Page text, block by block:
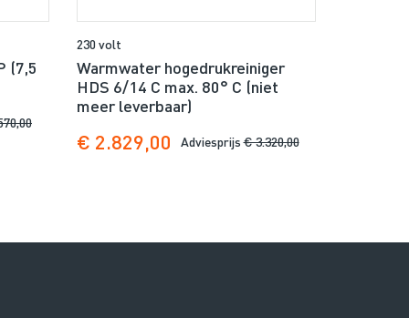
(7,5
230 volt
Warmwater hogedrukreiniger
HDS 6/14 C max. 80° C (niet
meer leverbaar)
€ 2.829,00 Adviesprijs€ 3.320,00